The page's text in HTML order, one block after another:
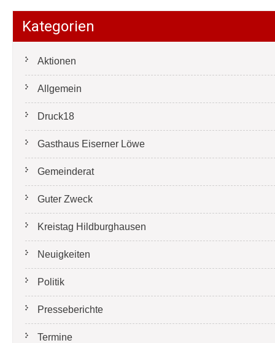
Kategorien
Aktionen
Allgemein
Druck18
Gasthaus Eiserner Löwe
Gemeinderat
Guter Zweck
Kreistag Hildburghausen
Neuigkeiten
Politik
Presseberichte
Termine